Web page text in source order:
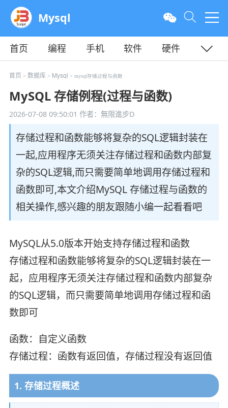
Mysql
首页 编程 手机 软件
硬件
教程
平面 服务器
首页 > 数据库> Mysql > mysql存储过程与函数
MySQL 存储例程(过程与函数)
2026-07-08 09:50:01 作者：無限進步D
存储过程和函数能够将复杂的SQL逻辑封装在
一起,应用程序无须关注存储过程和函数内部复
杂的SQL逻辑,而只需要简单地调用存储过程和
函数即可,本文介绍MySQL 存储过程与函数的
相关操作,感兴趣的朋友跟随小编一起看看吧
MySQL从5.0版本开始支持存储过程和函数
存储过程和函数能够将复杂的SQL逻辑封装在一
起，应用程序无须关注存储过程和函数内部复杂
的SQL逻辑，而只需要简单地调用存储过程和函
数即可
函数：自定义函数
存储过程：函数有返回值，存储过程没有返回值
1. 存储过程概述